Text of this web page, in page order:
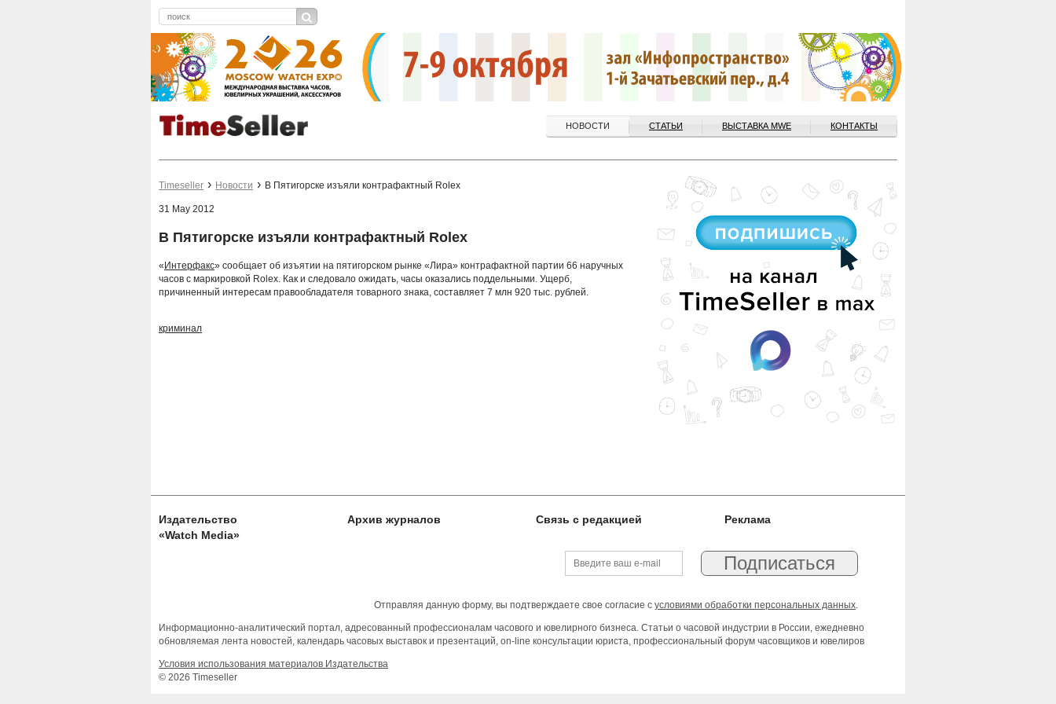
НОВОСТИ СТАТЬИ ВЫСТАВКА MWE КОНТАКТЫ
Timeseller Новости В Пятигорске изъяли контрафактный Rolex
31 May 2012
В Пятигорске изъяли контрафактный Rolex
« Интерфакс» сообщает об изъятии на пятигорском рынке «Лира» контрафактной партии 66 наручных
часов с маркировкой Rolex. Как и следовало ожидать, часы оказались поддельными. Ущерб,
причиненный интересам правообладателя товарного знака, составляет 7 млн 920 тыс. рублей.
криминал
Издательство
«Watch Media»
Архив журналов Связь с редакцией Реклама
Отправляя данную форму, вы подтверждаете свое согласие с условиями обработки персональных данных.
Информационно-аналитический портал, адресованный профессионалам часового и ювелирного бизнеса. Статьи о часовой индустрии в России, ежедневно
обновляемая лента новостей, календарь часовых выставок и презентаций, on-line консультации юриста, профессиональный форум часовщиков и ювелиров
Условия использования материалов Издательства
© 2026 Timeseller